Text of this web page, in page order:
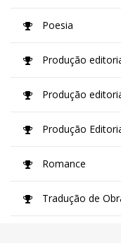
Poesia
Produção
Produção
Produção
Romance
Tradução de